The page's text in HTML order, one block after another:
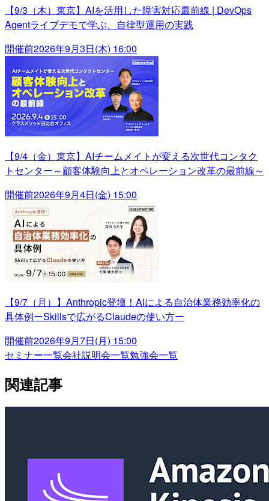
【9/3（木）東京】AIを活用した障害対応最前線 | DevOps
Agentライブデモで学ぶ、自律型運用の実践
開催前2026年9月3日(木) 16:00
【9/4（金）東京】AIチームメイトが変える次世代コンタク
トセンター～顧客体験向上とオペレーション改革の最前線～
開催前2026年9月4日(金) 15:00
【9/7（月）】Anthropic登壇！AIによる自治体業務効率化の
具体例ーSkillsで広がるClaudeの使い方ー
開催前2026年9月7日(月) 15:00
セミナー一覧会社説明会一覧勉強会一覧
関連記事